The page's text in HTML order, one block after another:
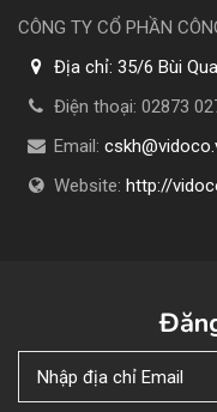
CÔNG TY CỔ PHẦN
Địa chỉ: 35/6 Bùi
Điện thoại: 02873
Email:
Website: http://